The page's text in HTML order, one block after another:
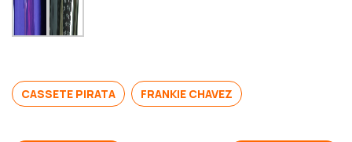
CASSETE PIRATA FRANKIE CHAVEZ